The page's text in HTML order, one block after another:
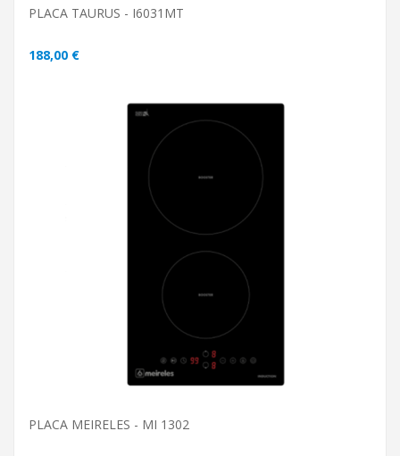
PLACA TAURUS - I6031MT
188,00 €
ADICIONAR AO CARRINHO
PLACA MEIRELES - MI 1302